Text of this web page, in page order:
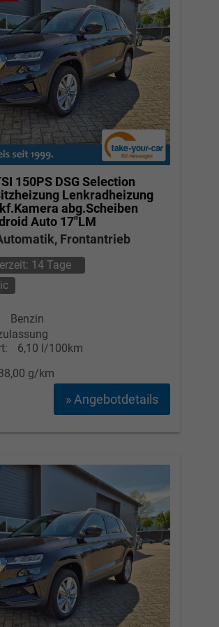
150PS DSG Selection
Lenkradheizung
abg.Scheiben
Auto 17"LM
Frontantrieb
14 Tage
Benzin
6,10 l/100km
g/km
» Angebotdetails